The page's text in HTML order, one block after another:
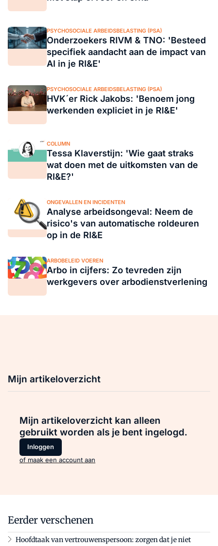
PSYCHOSOCIALE ARBEIDSBELASTING (PSA)
Onderzoekers RIVM & TNO: 'Besteed
specifiek aandacht aan de impact van
AI in je RI&E'
PSYCHOSOCIALE ARBEIDSBELASTING (PSA)
HVK´er Rick Jakobs: 'Benoem jong
werkenden expliciet in je RI&E'
COLUMN
Tessa Klaverstijn: 'Wie gaat straks
wat doen met de uitkomsten van de
RI&E?'
ONGEVALLEN EN INCIDENTEN
Analyse arbeidsongeval: Neem de
risico's van automatische roldeuren
op in de RI&E
ARBOBELEID VOEREN
Arbo in cijfers: Zo tevreden zijn
werkgevers over arbodienstverlening
Mijn artikeloverzicht
Mijn artikeloverzicht kan alleen
gebruikt worden als je bent ingelogd.
Inloggen
of maak een account aan
Eerder verschenen
Hoofdtaak van vertrouwenspersoon: zorgen dat je niet